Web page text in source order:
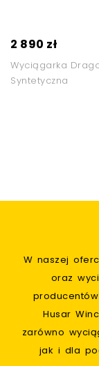
2 890 zł
Wyciągarka
Syntetyczna
W naszej
oraz
Husar
zarówno
jak i dla